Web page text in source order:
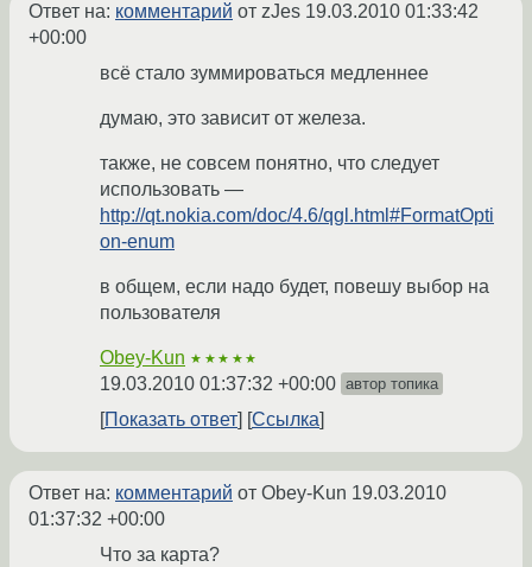
Ответ на: комментарий от zJes 19.03.2010 01:33:42
+00:00
всё стало зуммироваться медленнее
думаю, это зависит от железа.
также, не совсем понятно, что следует
использовать —
http://qt.nokia.com/doc/4.6/qgl.html#FormatOpti
on-enum
в общем, если надо будет, повешу выбор на
пользователя
Obey-Kun ★★★★★
19.03.2010 01:37:32 +00:00 автор топика
Показать ответ Ссылка
Ответ на: комментарий от Obey-Kun 19.03.2010
01:37:32 +00:00
Что за карта?